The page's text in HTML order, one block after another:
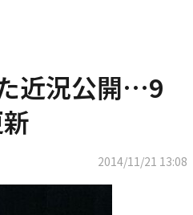
近況公開…9
2014/11/21 13:08